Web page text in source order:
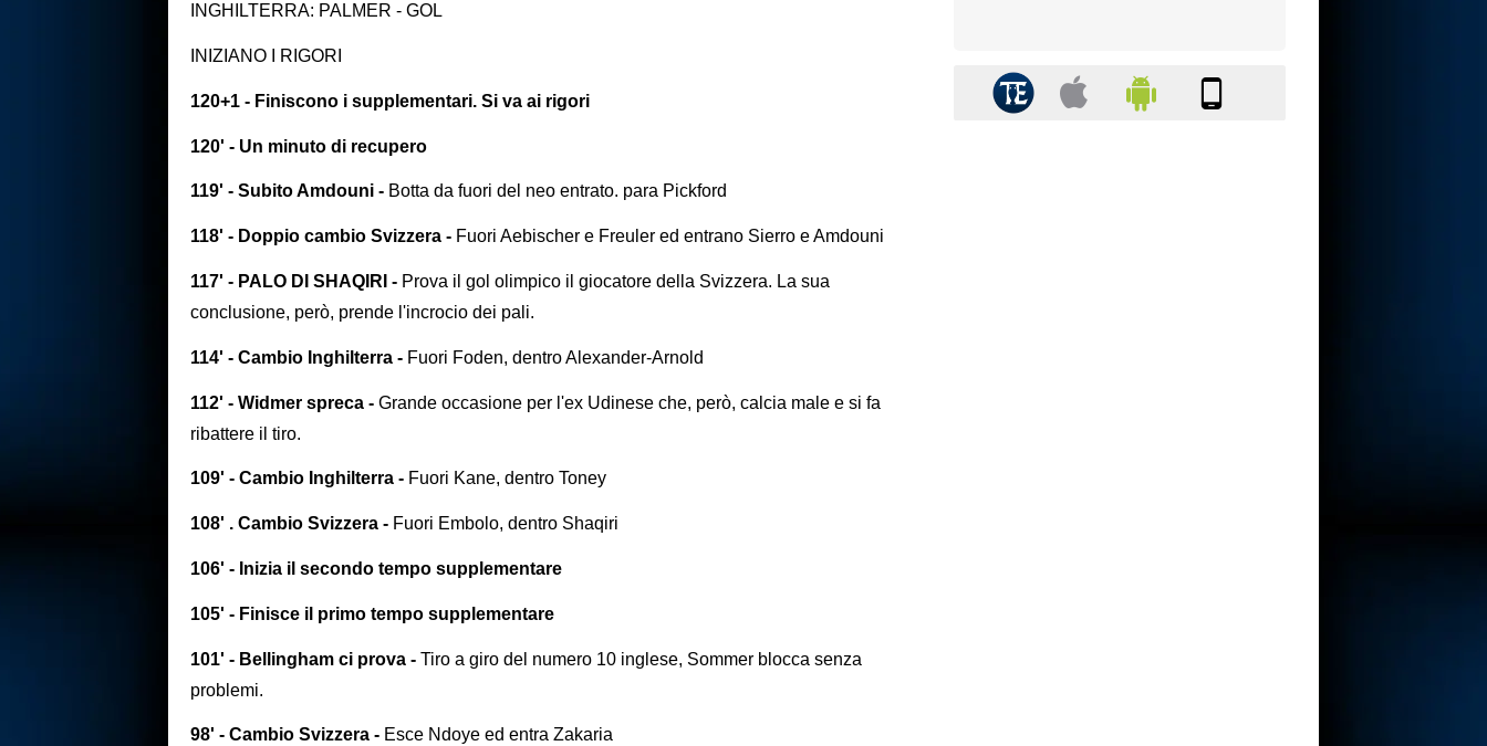
INGHILTERRA: PALMER - GOL
INIZIANO I RIGORI
120+1 - Finiscono i supplementari. Si va ai rigori
120' - Un minuto di recupero
119' - Subito Amdouni - Botta da fuori del neo entrato. para Pickford
118' - Doppio cambio Svizzera - Fuori Aebischer e Freuler ed entrano Sierro e Amdouni
117' - PALO DI SHAQIRI - Prova il gol olimpico il giocatore della Svizzera. La sua
conclusione, però, prende l'incrocio dei pali.
114' - Cambio Inghilterra - Fuori Foden, dentro Alexander-Arnold
112' - Widmer spreca - Grande occasione per l'ex Udinese che, però, calcia male e si fa
ribattere il tiro.
109' - Cambio Inghilterra - Fuori Kane, dentro Toney
108' . Cambio Svizzera - Fuori Embolo, dentro Shaqiri
106' - Inizia il secondo tempo supplementare
105' - Finisce il primo tempo supplementare
101' - Bellingham ci prova - Tiro a giro del numero 10 inglese, Sommer blocca senza
problemi.
98' - Cambio Svizzera - Esce Ndoye ed entra Zakaria